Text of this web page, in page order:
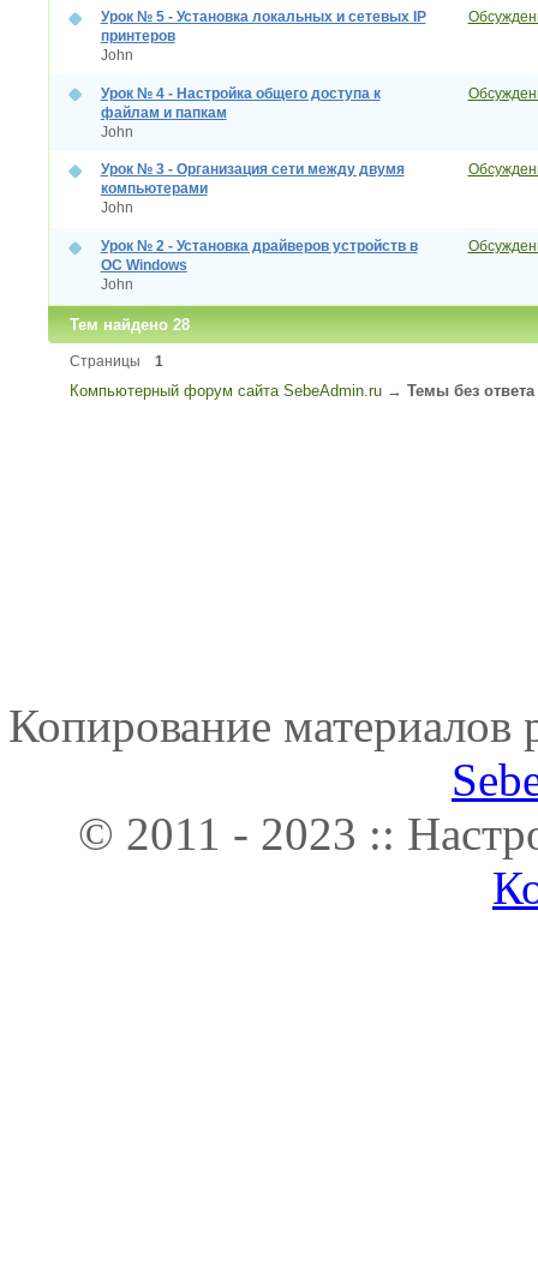
Урок № 5 - Установка локальных и сетевых IP
принтеров
John
Урок № 4 - Настройка общего доступа к
файлам и папкам
John
Урок № 3 - Организация сети между двумя
компьютерами
John
Урок № 2 - Установка драйверов устройств в
ОС Windows
John
Тем найдено 28
Страницы 1
Компьютерный форум сайта SebeAdmin.ru →Темы без ответа
Копирование материалов
© 2011 - 2023 ::